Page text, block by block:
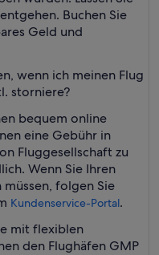
Buchen Sie
Geld und
wenn ich meinen Flug
storniere?
bequem online
eine Gebühr in
Fluggesellschaft zu
Wenn Sie Ihren
folgen Sie
Kundenservice-Portal.
mit flexiblen
den Flughäfen GMP